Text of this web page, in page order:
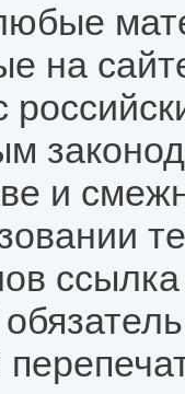
на
и